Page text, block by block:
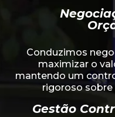
Conduzimos
maximizar o
mantendo um
rigoroso
Gestão